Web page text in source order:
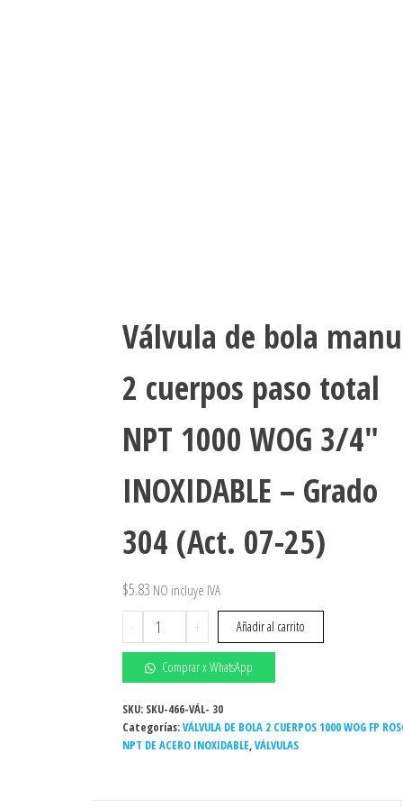
Válvula de bola
2 cuerpos paso total
NPT 1000 WOG 3/4″
INOXIDABLE – Grado
304 (Act. 07-25)
$5.83 NO incluye IVA
-
Válvula
de
bola
manual
2
cuerpos
paso
+ Añadir al carrito
Comprar x WhatsApp
SKU: SKU-466-VÁL- 30
Categorías:VÁLVULA DE BOLA 2 CUERPOS 1000 WOG FP
NPT DE ACERO INOXIDABLE,VÁLVULAS